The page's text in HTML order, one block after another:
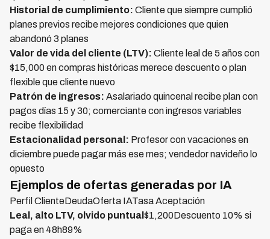
Historial de cumplimiento: Cliente que siempre cumplió
planes previos recibe mejores condiciones que quien
abandonó 3 planes
Valor de vida del cliente (LTV): Cliente leal de 5 años con
$15,000 en compras históricas merece descuento o plan
flexible que cliente nuevo
Patrón de ingresos: Asalariado quincenal recibe plan con
pagos días 15 y 30; comerciante con ingresos variables
recibe flexibilidad
Estacionalidad personal: Profesor con vacaciones en
diciembre puede pagar más ese mes; vendedor navideño lo
opuesto
Ejemplos de ofertas generadas por IA
Perfil ClienteDeudaOferta IATasa Aceptación
Leal, alto LTV, olvido puntual $1,200Descuento 10% si
paga en 48h89%